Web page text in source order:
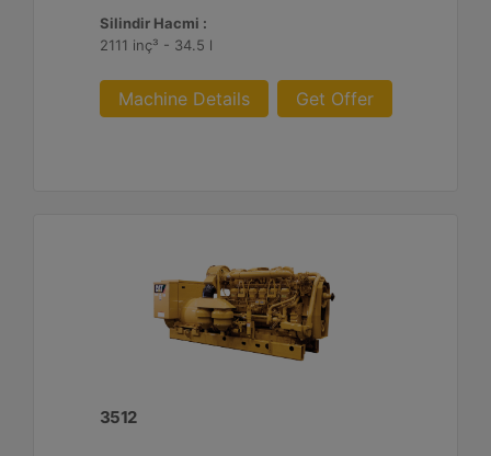
Silindir Hacmi :
2111 inç³ - 34.5 l
Machine Details Get Offer
3512